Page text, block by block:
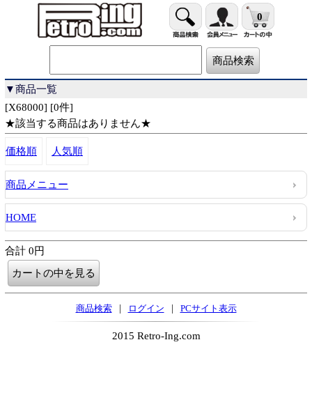
0
▼商品一覧
[X68000] [0件]
★該当する商品はありません★
価格順 人気順
商品メニュー
HOME
合計 0円
商品検索 | ログイン | PCサイト表示
2015 Retro-Ing.com